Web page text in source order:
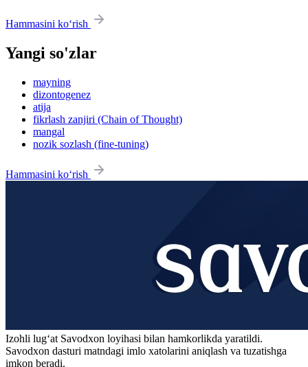
Hammasini ko‘rish
Yangi so'zlar
mayning
dizontogenez
atija
fikrlash zanjiri (Chain of Thought)
mangal
nozik sozlash (fine-tuning)
Hammasini ko‘rish
Izohli lugʻat Savodxon loyihasi bilan hamkorlikda yaratildi.
Savodxon dasturi matndagi imlo xatolarini aniqlash va tuzatishga
imkon beradi.